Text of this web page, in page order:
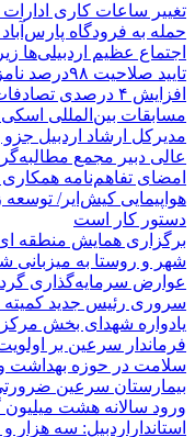
تغییر ساعات کاری ادارات
حمله به فرودگاه
اجتماع عظیم اردبیلی‌ها
تایید صلاحیت ۹۸درصد نامزدهای شوراهای روستای اردبیل
افزایش ۴ درصدی تصادفات فوتی در جاده‌های اردبیل
مسابقات بین‌المللی
مدیرکل ارشاد اردبیل
عالی دبیر مجمع
امضای تفاهم‌نامه
هواپیمایی کیش‌ایر/
دستور کار است
برگزاری همایش منطقه
شهر و روستا به میزبانی
عوارض سرمایه‌گذاری
سروری رئیس جدید
یادواره شهدای بخش
فرماندار سرعین بر
سلامت در حوزه بهداشت
بیمارستان سرعین
ورود سالانه هشت